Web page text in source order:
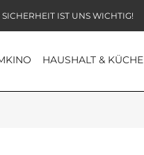
IST UNS WICHTIG!
HAUSHALT & KÜCHE